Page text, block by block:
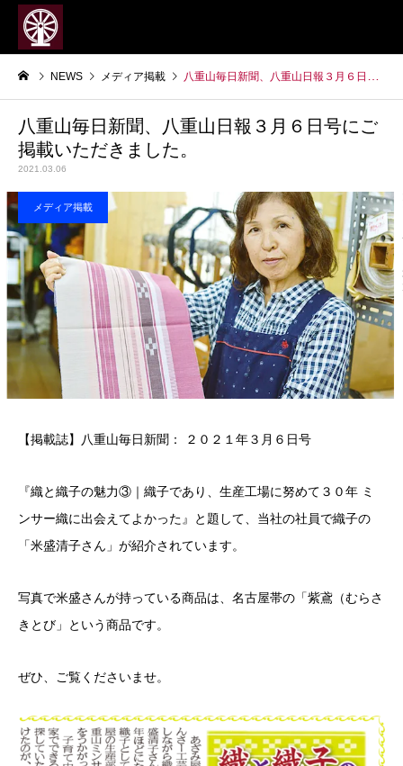
NEWS メディア掲載 八重山毎日新聞、八重山日報３月６日号にご掲載いただきました。
八重山毎日新聞、八重山日報３月６日号にご
掲載いただきました。
2021.03.06
メディア掲載
【掲載誌】八重山毎日新聞： ２０２１年３月６日号
『織と織子の魅力③｜織子であり、生産工場に努めて３０年 ミ
ンサー織に出会えてよかった』と題して、当社の社員で織子の
「米盛清子さん」が紹介されています。
写真で米盛さんが持っている商品は、名古屋帯の「紫鳶（むらさ
きとび」という商品です。
ぜひ、ご覧くださいませ。